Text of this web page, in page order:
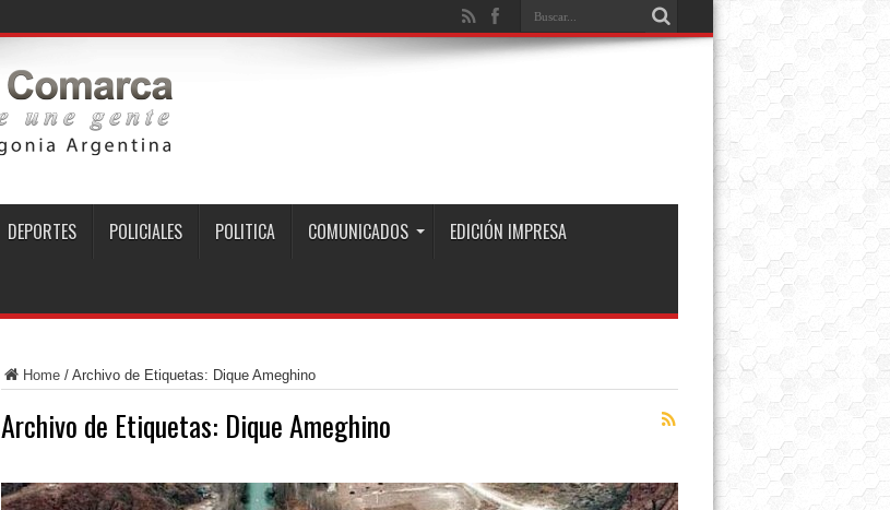
DEPORTES POLICIALES POLITICA COMUNICADOS EDICIÓN IMPRESA
Home/ Archivo de Etiquetas: Dique Ameghino
Archivo de Etiquetas: Dique Ameghino